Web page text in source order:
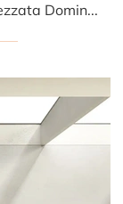
Clicca e scopri di più sulla parete attrezzata Domino Boiserie 04 della marca Sangiacomo: è la soluzione dalle linee moderne ideale per te.